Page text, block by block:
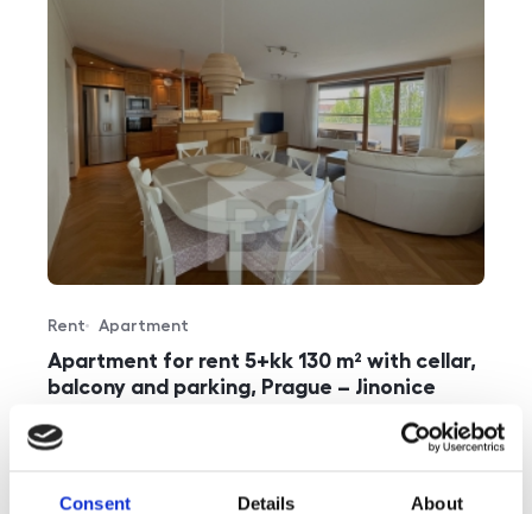
Consent Details About
Apartment for rent 5+kk 130 m² with cellar,
balcony and parking, Prague – Jinonice
Offer type
Rent
Property type
Apartment
rozměry
disposition
5+kk